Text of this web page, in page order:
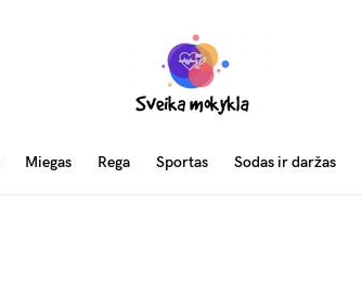
Miegas Rega Sportas Sodas ir daržas